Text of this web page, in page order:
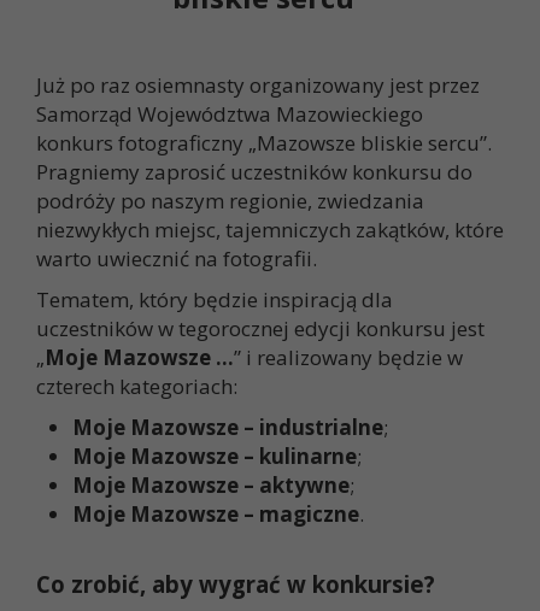
Już po raz osiemnasty organizowany jest przez
Samorząd Województwa Mazowieckiego
konkurs fotograficzny „Mazowsze bliskie sercu”.
Pragniemy zaprosić uczestników konkursu do
podróży po naszym regionie, zwiedzania
niezwykłych miejsc, tajemniczych zakątków, które
warto uwiecznić na fotografii.
Tematem, który będzie inspiracją dla
uczestników w tegorocznej edycji konkursu jest
„Moje Mazowsze …” i realizowany będzie w
czterech kategoriach:
Moje Mazowsze – industrialne;
Moje Mazowsze – kulinarne;
Moje Mazowsze – aktywne;
Moje Mazowsze – magiczne.
Co zrobić, aby wygrać w konkursie?